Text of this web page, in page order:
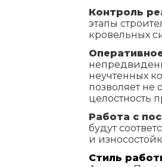
Контроль
этапы
кровельных
неучтенных
позволяет не
целостность
Работа с
будут
и
Стиль